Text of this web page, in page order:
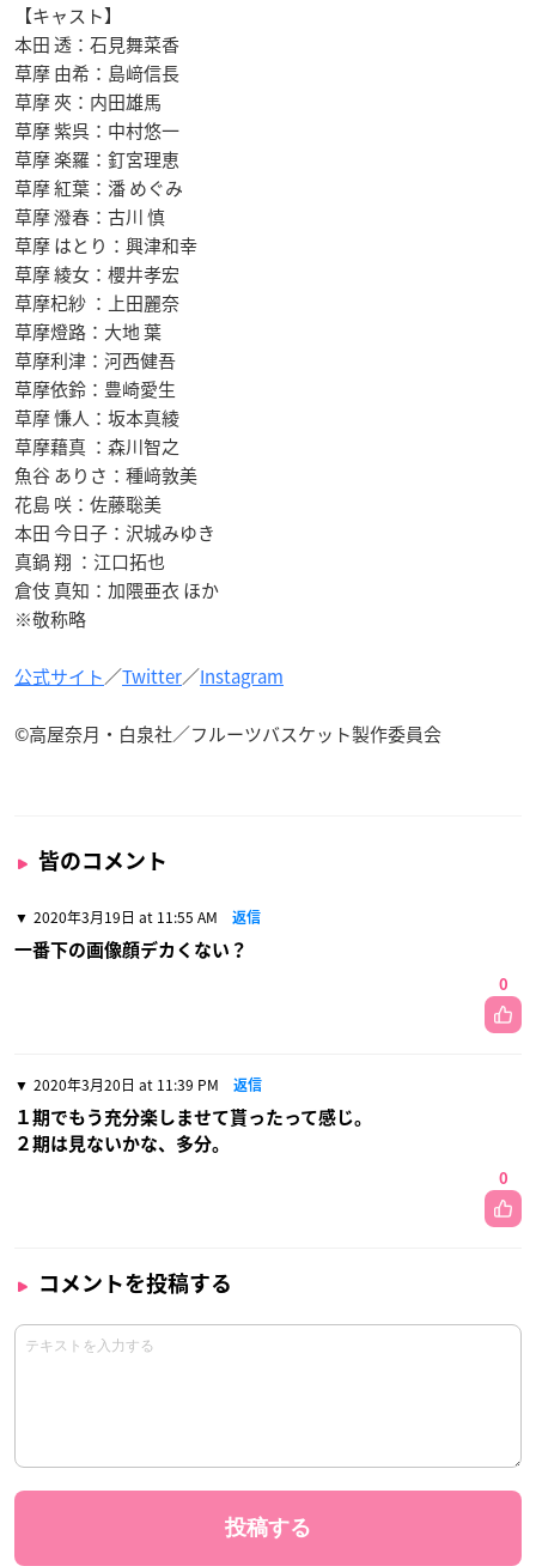
【キャスト】
本田 透：石見舞菜香
草摩 由希：島﨑信長
草摩 夾：内田雄馬
草摩 紫呉：中村悠一
草摩 楽羅：釘宮理恵
草摩 紅葉：潘 めぐみ
草摩 潑春：古川 慎
草摩 はとり：興津和幸
草摩 綾女：櫻井孝宏
草摩杞紗 ：上田麗奈
草摩燈路：大地 葉
草摩利津：河西健吾
草摩依鈴：豊崎愛生
草摩 慊人：坂本真綾
草摩藉真 ：森川智之
魚谷 ありさ：種﨑敦美
花島 咲：佐藤聡美
本田 今日子：沢城みゆき
真鍋 翔 ：江口拓也
倉伎 真知：加隈亜衣 ほか
※敬称略
公式サイト／Twitter／Instagram
©高屋奈月・白泉社／フルーツバスケット製作委員会
皆のコメント
2020年3月19日 at 11:55 AM 返信
一番下の画像顔デカくない？
0
2020年3月20日 at 11:39 PM 返信
１期でもう充分楽しませて貰ったって感じ。
２期は見ないかな、多分。
0
コメントを投稿する